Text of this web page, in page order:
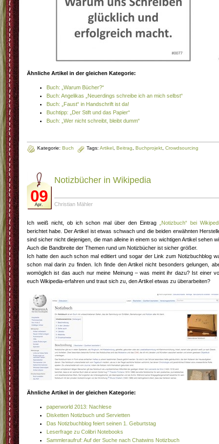
Ähnliche Artikel in der gleichen Kategorie:
Buch: „Warum Bücher?“
Buch: Angelikas „Neuerdings schreibe ich an mich selbst“
Buch: „Faust“ in Handschrift ist da!
Buchtipp: „Der Stift und das Papier“
Buch: „Wer nicht schreibt, bleibt dumm“
Kategorie: Buch Tags: Artikel Beitrag Buchprojekt Crowdsourcing
09
Apr.
Notizbücher in Wikipedia
Christian Mähler
Ich weiß nicht, ob ich schon mal über den Eintrag
„Notizbuch“ bei
berichtet habe. Der Artikel ist etwas schwach und die beiden erwähnten
sind sicher nicht diejenigen, die man alleine in einem so wichtigen Artikel sehen
Auch die Bandbreite der Themen rund um Notizbücher ist sicher größer.
Ich hatte den auch schon mal editiert und sogar der Link zum Notizbuchblog
schon mal darin zu finden. Ich finde den Artikel nicht besonders gelungen,
womöglich ist das auch nur meine Meinung – was meint ihr dazu? Ist einer
euch Wikipedia-erfahren und traut sich zu, den Artikel etwas zu überarbeiten?
Ähnliche Artikel in der gleichen Kategorie:
paperworld 2013: Nachlese
Disketten Notizbuch und Servietten
Das Notizbuchblog feiert seinen 1. Geburtstag
Leserfrage zu Colibri Notebooks
Sammleraufruf: Auf der Suche nach Chatwins Notizbuch